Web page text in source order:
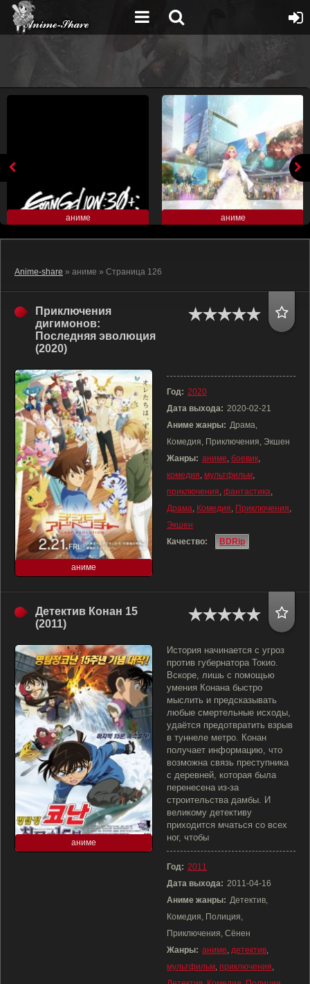
аниме аниме
Anime-share » аниме » Страница 126
Приключения
дигимонов:
Последняя эволюция
(2020)
аниме
Год: 2020
Дата выхода: 2020-02-21
Аниме жанры: Драма,
Комедия, Приключения, Экшен
Жанры: аниме, боевик,
комедия, мультфильм,
приключения, фантастика,
Драма, Комедия, Приключения,
Экшен
Качество:
BDRip
Детектив Конан 15
(2011)
аниме
История начинается с угроз
против губернатора Токио.
Вскоре, лишь с помощью
умения Конана быстро
мыслить и предсказывать
любые смертельные исходы,
удаётся предотвратить взрыв
в туннеле метро. Конан
получает информацию, что
возможна связь преступника
с деревней, которая была
перенесена из-за
строительства дамбы. И
великому детективу
приходится мчаться со всех
ног, чтобы
Год: 2011
Дата выхода: 2011-04-16
Аниме жанры: Детектив,
Комедия, Полиция,
Приключения, Сёнен
Жанры: аниме, детектив,
мультфильм, приключения,